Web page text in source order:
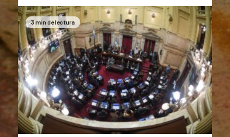
3 min de lectura